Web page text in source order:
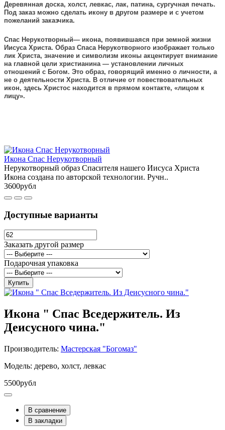
Деревянная доска, холст, левкас, лак, патина, сургучная печать.
Под заказ можно сделать икону в другом размере и с учетом
пожеланий заказчика.
Спас Нерукотворный— икона, появившаяся при земной жизни
Иисуса Христа. Образ Спаса Нерукотворного изображает только
лик Христа, значение и символизм иконы акцентирует внимание
на главной цели христианина — установлении личных
отношений с Богом. Это образ, говорящий именно о личности, а
не о деятельности Христа. В отличие от повествовательных
икон, здесь Христос находится в прямом контакте, «лицом к
лицу».
Икона Спас Нерукотворный
Нерукотворный образ Спасителя нашего Иисуса Христа
Икона создана по авторской технологии. Ручн..
3600рубл
Доступные варианты
Заказать другой размер
Подарочная упаковка
Купить
Икона " Спас Вседержитель. Из
Деисусного чина."
Производитель: Мастерская "Богомаз"
Модель: дерево, холст, левкас
5500рубл
В сравнение
В закладки